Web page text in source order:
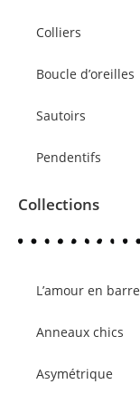
Colliers
Boucle d’oreilles
Sautoirs
Pendentifs
Collections
L’amour en barre
Anneaux chics
Asymétrique